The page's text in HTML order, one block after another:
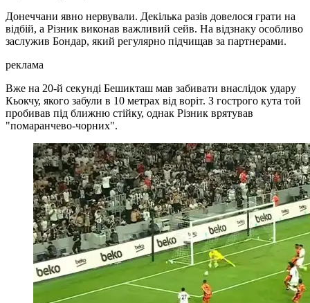
Донеччани явно нервували. Декілька разів довелося грати на
відбій, а Різник виконав важливий сейв. На відзнаку особливо
заслужив Бондар, який регулярно підчищав за партнерами.
реклама
Вже на 20-й секунді Бешикташ мав забивати внаслідок удару
Кьокчу, якого забули в 10 метрах від воріт. З гострого кута той
пробивав під ближню стійку, однак Різник врятував
"помаранчево-чорних".